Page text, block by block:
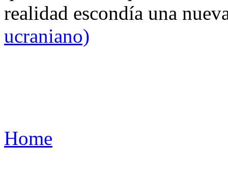
realidad escondía una
ucraniano)
Home